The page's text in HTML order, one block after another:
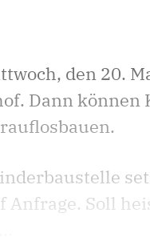
den 20.
Dann
Anfrage. Soll